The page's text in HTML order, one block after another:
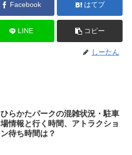
Facebook はてブ
LINE コピー
しーたん
ひらかたパークの混雑状況・駐車
場情報と行く時間、アトラクショ
ン待ち時間は？